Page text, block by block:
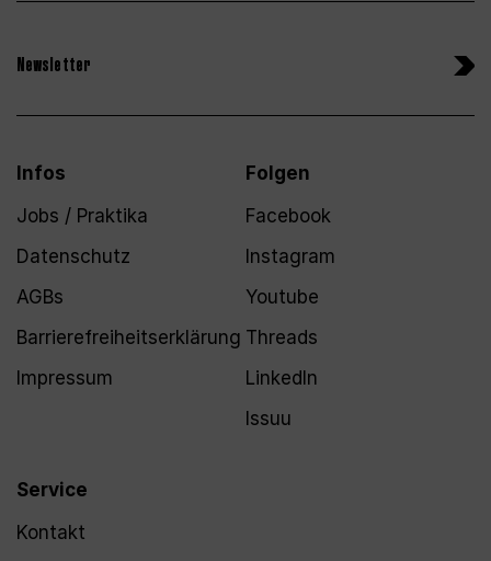
Newsletter
Infos
Jobs / Praktika
Datenschutz
AGBs
Barrierefreiheitserklärung
Impressum
Service
Kontakt
Folgen
Facebook
Instagram
Youtube
Threads
LinkedIn
Issuu